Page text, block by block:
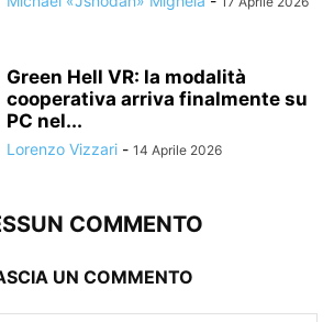
Green Hell VR: la modalità
cooperativa arriva finalmente su
PC nel...
Lorenzo Vizzari - 14 Aprile 2026
COMMENTO
UN COMMENTO